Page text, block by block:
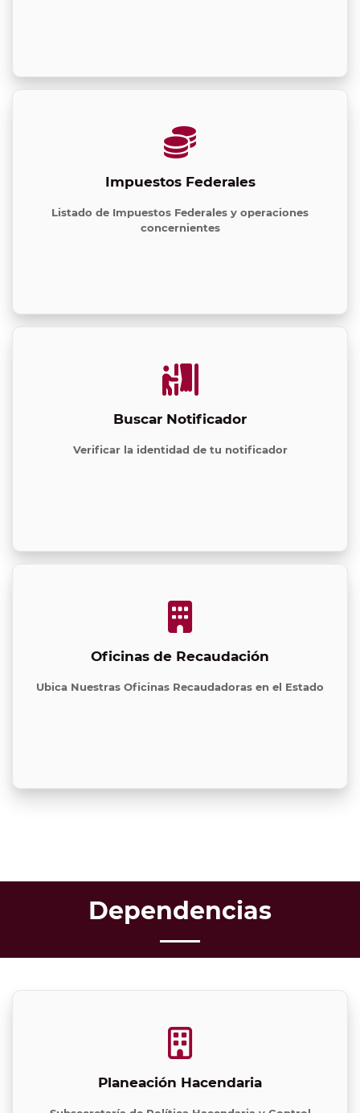
Impuestos Federales
Listado de Impuestos Federales y operaciones
concernientes
Buscar Notificador
Verificar la identidad de tu notificador
Oficinas de Recaudación
Ubica Nuestras Oficinas Recaudadoras en el Estado
Dependencias
Planeación Hacendaria